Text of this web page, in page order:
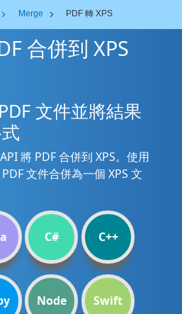
Merge PDF 轉 XPS
合併到 XPS
文件並將結果
將 PDF 合併到 XPS。使用
文件合併為一個 XPS 文
C# C++
Node Swift